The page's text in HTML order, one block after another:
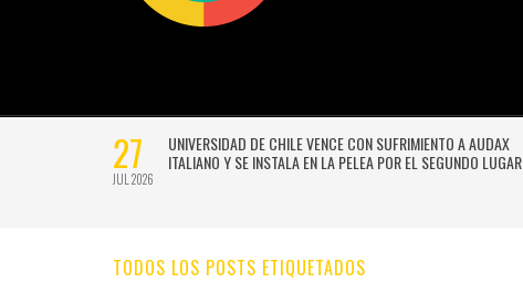
27
JUL 2026
UNIVERSIDAD DE CHILE VENCE CON SUFRIMIENTO A AUDAX
ITALIANO Y SE INSTALA EN LA PELEA POR EL SEGUNDO LUGAR
TODOS LOS POSTS ETIQUETADOS